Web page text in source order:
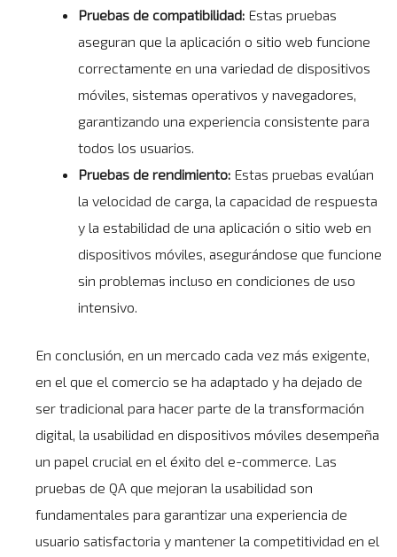
Pruebas de compatibilidad: Estas pruebas
aseguran que la aplicación o sitio web funcione
correctamente en una variedad de dispositivos
móviles, sistemas operativos y navegadores,
garantizando una experiencia consistente para
todos los usuarios.
Pruebas de rendimiento: Estas pruebas evalúan
la velocidad de carga, la capacidad de respuesta
y la estabilidad de una aplicación o sitio web en
dispositivos móviles, asegurándose que funcione
sin problemas incluso en condiciones de uso
intensivo.
En conclusión, en un mercado cada vez más exigente,
en el que el comercio se ha adaptado y ha dejado de
ser tradicional para hacer parte de latransformación
digital, la usabilidad en dispositivos móviles desempeña
un papel crucial en el éxito del e-commerce. Las
pruebas de QA que mejoran la usabilidad son
fundamentales para garantizar una experiencia de
usuario satisfactoria y mantener la competitividad en el